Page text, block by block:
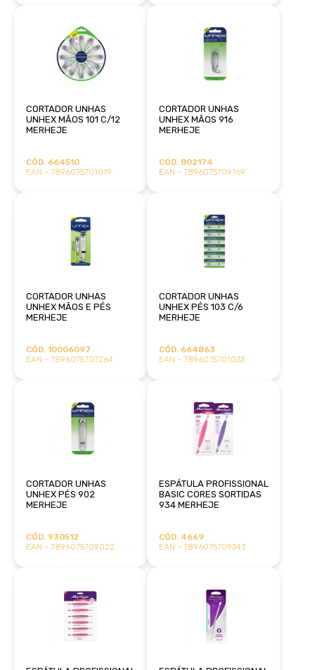
CORTADOR UNHAS
UNHEX MÃOS 101 C/12
MERHEJE
CÓD. 664510
EAN - 7896075701019
CORTADOR UNHAS
UNHEX MÃOS 916
MERHEJE
CÓD. 802174
EAN - 7896075709169
CORTADOR UNHAS
UNHEX MÃOS E PÉS
MERHEJE
CÓD. 10006097
EAN - 7896075707264
CORTADOR UNHAS
UNHEX PÉS 103 C/6
MERHEJE
CÓD. 664863
EAN - 7896075701033
CORTADOR UNHAS
UNHEX PÉS 902
MERHEJE
CÓD. 930512
EAN - 7896075709022
ESPÁTULA PROFISSIONAL
BASIC CORES SORTIDAS
934 MERHEJE
CÓD. 4669
EAN - 7896075709343